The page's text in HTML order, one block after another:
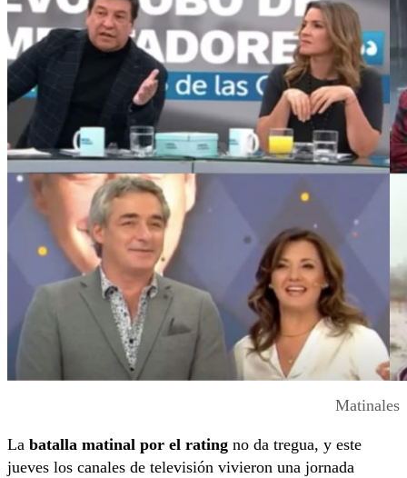
Matinales
La batalla matinal por el rating no da tregua, y este
jueves los canales de televisión vivieron una jornada